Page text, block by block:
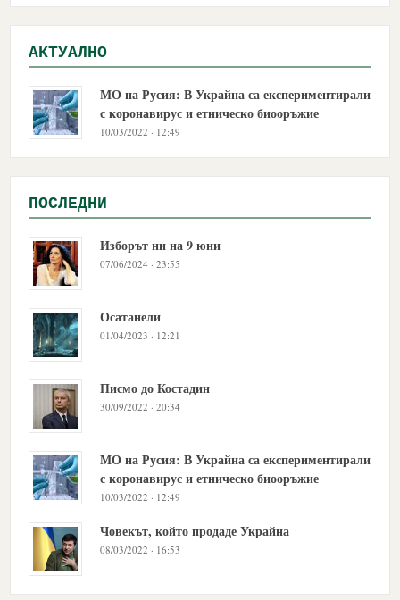
АКТУАЛНО
МО на Русия: В Украйна са експериментирали
с коронавирус и етническо биооръжие
10/03/2022 · 12:49
ПОСЛЕДНИ
Изборът ни на 9 юни
07/06/2024 · 23:55
Осатанели
01/04/2023 · 12:21
Писмо до Костадин
30/09/2022 · 20:34
МО на Русия: В Украйна са експериментирали
с коронавирус и етническо биооръжие
10/03/2022 · 12:49
Човекът, който продаде Украйна
08/03/2022 · 16:53